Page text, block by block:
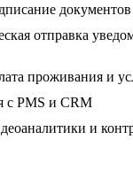
документов
отправка
проживания и
с PMS и CRM
и